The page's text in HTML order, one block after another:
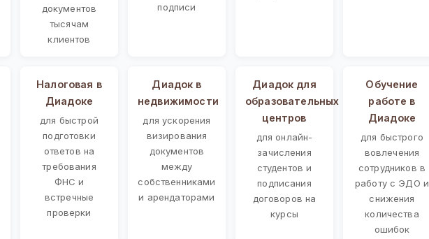
документов
тысячам
клиентов
подписи
Налоговая в
Диадоке
для быстрой
подготовки
ответов на
требования
ФНС и
встречные
проверки
Диадок в
недвижимости
для ускорения
визирования
документов
между
собственниками
и арендаторами
Диадок для
образовательных
центров
для онлайн-
зачисления
студентов и
подписания
договоров на
курсы
Обучение
работе в
Диадоке
для быстрого
вовлечения
сотрудников в
работу с ЭДО и
снижения
количества
ошибок